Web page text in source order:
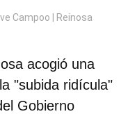
Campoo | Reinosa
acogió una
"subida ridícula"
Gobierno